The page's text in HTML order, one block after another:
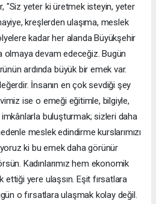
"Siz yeter ki üretmek isteyin, yeter
kreşlerden ulaşıma, meslek
kadar her alanda Büyükşehir
olmaya devam edeceğiz. Bugün
ardında büyük bir emek var.
İnsanın en çok sevdiği şey
ise o emeği eğitimle, bilgiyle,
buluşturmak; sizleri daha
meslek edindirme kurslarımızı
ki bu emek daha görünür
Kadınlarımız hem ekonomik
yere ulaşsın. Eşit fırsatlara
o fırsatlara ulaşmak kolay değil.